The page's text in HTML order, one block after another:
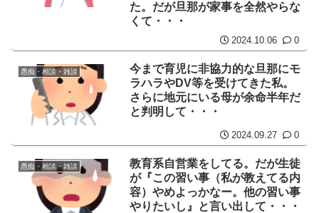
た。だが旦那が家事を全然やらな
くて・・・
2024.10.06 0
愚痴・相談・雑談
今まで育児に非協力的な旦那にモ
ラハラやDV等を受けてきた私。
さらに地元にいる母が余命半年だ
と判明して・・・
2024.09.27 0
愚痴・相談・雑談
教育系自営業をしてる。だが生徒
が『この習い事（私が教えてる内
容）やめよっかなー。他の習い事
やりたいし』と言い出して・・・